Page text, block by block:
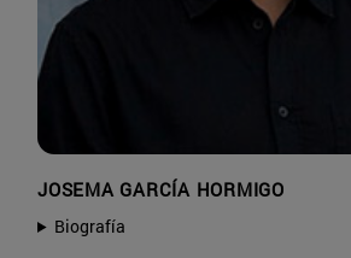
JOSEMA GARCÍA HORMIGO
Biografía